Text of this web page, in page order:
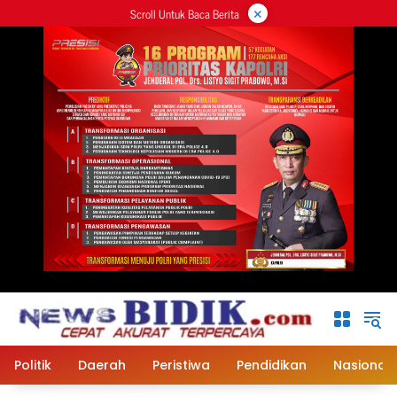
ke
Scroll Untuk Baca Berita ×
Politik Daerah Peristiwa Pendidikan Nasional